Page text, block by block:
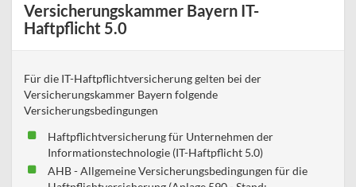
Versicherungskammer Bayern IT-
Haftpflicht 5.0
Für die IT-Haftpflichtversicherung gelten bei der
Versicherungskammer Bayern folgende
Versicherungsbedingungen
Haftpflichtversicherung für Unternehmen der
Informationstechnologie (IT-Haftpflicht 5.0)
AHB - Allgemeine Versicherungsbedingungen für die